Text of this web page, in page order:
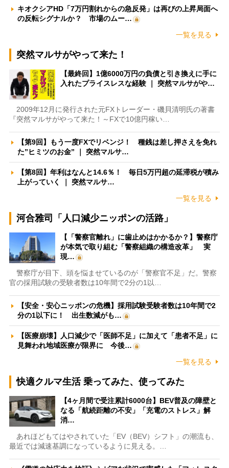
キオクシアHD「7万円割れからの急反発」は再びの上昇局面へ
の反転シグナルか？ 市場のムー…
一覧を見る
突然マルサがやって来た！
【最終回】1億6000万円の負債と引き換えに手に
入れたプライスレスな経験 ｜ 突然マルサがや…
2009年12月に発行された元FXトレーダー・磯貝清明氏の著書
『突然マルサがやって来た！～FXで10億円稼い…
【第9回】もう一度FXでリベンジ！ 種銭は差し押さえを免れ
た”ヒミツのお金” ｜ 突然マルサ…
【第8回】年利はなんと14.6％！ 毎日5万円超の延滞税が積み
上がっていく ｜ 突然マルサ…
一覧を見る
河合雅司「人口減少ニッポンの活路」
【「警察官離れ」に歯止めはかかるか？】警察庁
が本気で取り組む「警察組織の構造改革」 実
現…
警察庁が目下、頭を悩ませているのが「警察官不足」だ。警察
官の採用試験の受験者数は10年間で2分の1以…
【安全・安心ニッポンの危機】採用試験受験者数は10年間で2
分の1以下に！ 出生数減がも…
【医療崩壊】人口減少で「医師不足」に加えて「患者不足」に
見舞われ地域医療が限界に 今後…
一覧を見る
快適クルマ生活 乗ってみた、使ってみた
【4ヶ月間で受注累計6000台】BEV普及の障壁と
なる「航続距離の不安」「充電のストレス」解
消…
あれほどもてはやされていた「EV（BEV）シフト」の潮流も、
最近では減速基調になっているように見える。…